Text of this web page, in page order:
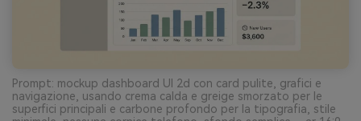
Prompt: mockup dashboard UI 2d con card pulite, grafici e
navigazione, usando crema calda e greige smorzato per le
superfici principali e carbone profondo per la tipografia, stile